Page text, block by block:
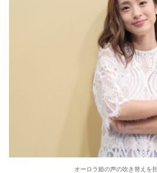
オーロラ姫の声の吹き替えを